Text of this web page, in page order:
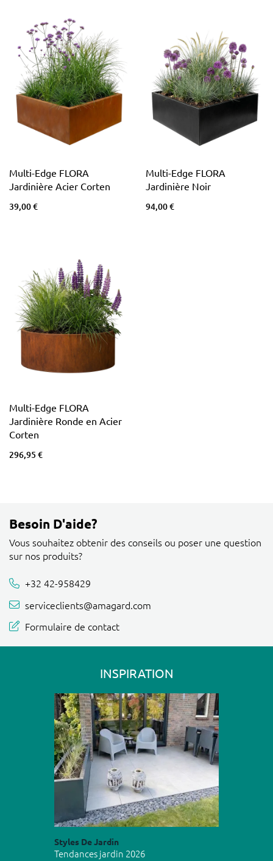
Multi-Edge FLORA
Jardinière Acier Corten
39,00 €
Multi-Edge FLORA
Jardinière Noir
94,00 €
Multi-Edge FLORA
Jardinière Ronde en Acier
Corten
296,95 €
Besoin D'aide?
Vous souhaitez obtenir des conseils ou poser une question
sur nos produits?
+32 42-958429
serviceclients@amagard.com
Formulaire de contact
INSPIRATION
Styles De Jardin
Tendances jardin 2026